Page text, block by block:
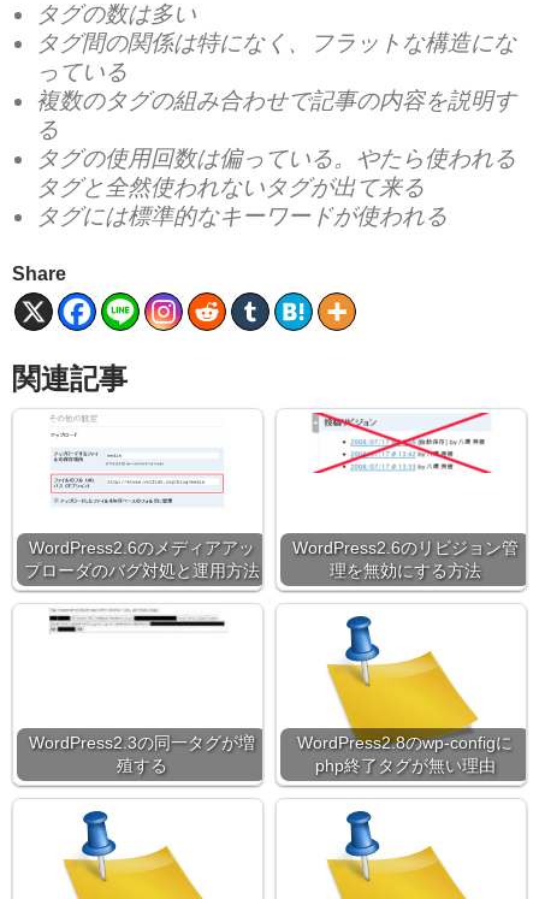
タグの数は多い
タグ間の関係は特になく、フラットな構造にな
っている
複数のタグの組み合わせで記事の内容を説明す
る
タグの使用回数は偏っている。やたら使われる
タグと全然使われないタグが出て来る
タグには標準的なキーワードが使われる
Share
関連記事
WordPress2.6のメディアアッ
プローダのバグ対処と運用方法
WordPress2.6のリビジョン管
理を無効にする方法
WordPress2.3の同一タグが増
殖する
WordPress2.8のwp-configに
php終了タグが無い理由